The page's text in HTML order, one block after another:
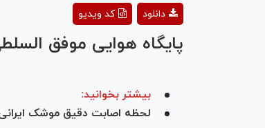
کد ویدیو دانلود
پایگاه هوایی موفق
بیشتر بخوانید:
لحظه اصابت دقیق موشک